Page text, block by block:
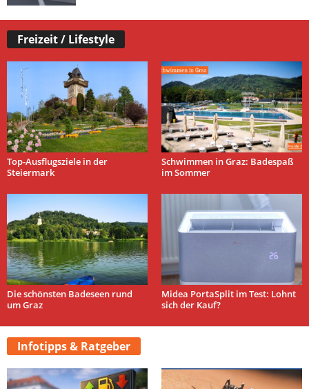
Freizeit / Lifestyle
Top-Ausflugsziele in der
Steiermark
Schwimmen in Graz: Badespaß
im Sommer
Die schönsten Badeseen rund
um Graz
Midea PortaSplit im Test: Lohnt
sich der Kauf?
Infotipps & Ratgeber